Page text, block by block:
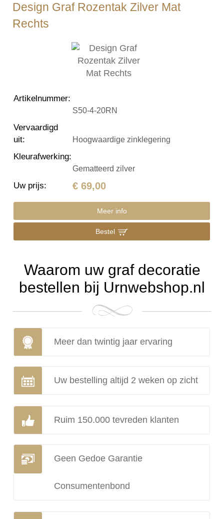
Design Graf Rozentak Zilver Mat
Rechts
Artikelnummer:
S50-4-20RN
Vervaardigd
uit: Hoogwaardige zinklegering
Kleurafwerking:
Gematteerd zilver
Uw prijs: € 69,00
Meer info
Bestel
Waarom uw graf decoratie
bestellen bij Urnwebshop.nl
Meer dan twintig jaar ervaring
Uw bestelling altijd 2 weken op zicht
Ruim 150.000 tevreden klanten
Geen Gedoe Garantie
Consumentenbond